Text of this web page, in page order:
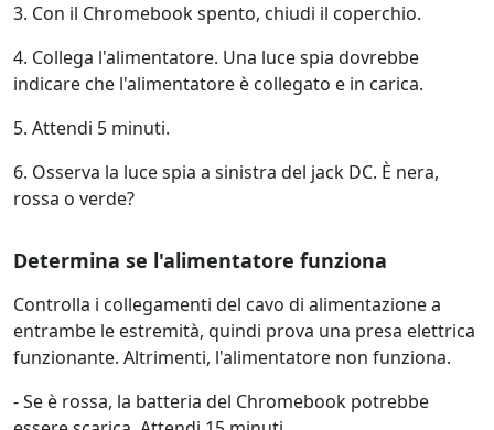
3. Con il Chromebook spento, chiudi il coperchio.
4. Collega l'alimentatore. Una luce spia dovrebbe
indicare che l'alimentatore è collegato e in carica.
5. Attendi 5 minuti.
6. Osserva la luce spia a sinistra del jack DC. È nera,
rossa o verde?
Determina se l'alimentatore funziona
Controlla i collegamenti del cavo di alimentazione a
entrambe le estremità, quindi prova una presa elettrica
funzionante. Altrimenti, l'alimentatore non funziona.
- Se è rossa, la batteria del Chromebook potrebbe